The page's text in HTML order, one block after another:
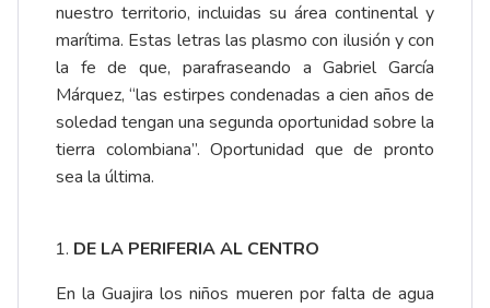
nuestro territorio, incluidas su área continental y
marítima. Estas letras las plasmo con ilusión y con
la fe de que, parafraseando a Gabriel García
Márquez, “las estirpes condenadas a cien años de
soledad tengan una segunda oportunidad sobre la
tierra colombiana”. Oportunidad que de pronto
sea la última.
DE LA PERIFERIA AL CENTRO
En la Guajira los niños mueren por falta de agua